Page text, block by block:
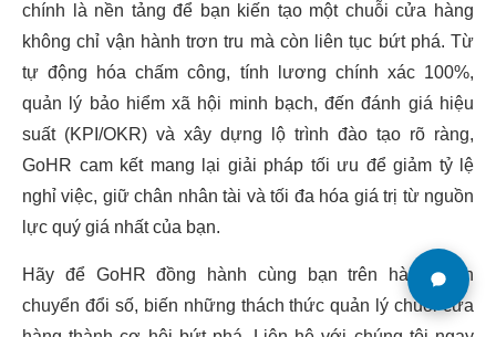
chính là nền tảng để bạn kiến tạo một chuỗi cửa hàng
không chỉ vận hành trơn tru mà còn liên tục bứt phá. Từ
tự động hóa chấm công, tính lương chính xác 100%,
quản lý bảo hiểm xã hội minh bạch, đến đánh giá hiệu
suất (KPI/OKR) và xây dựng lộ trình đào tạo rõ ràng,
GoHR cam kết mang lại giải pháp tối ưu để giảm tỷ lệ
nghỉ việc, giữ chân nhân tài và tối đa hóa giá trị từ nguồn
lực quý giá nhất của bạn.
Hãy để GoHR đồng hành cùng bạn trên hành trình
chuyển đổi số, biến những thách thức quản lý chuỗi cửa